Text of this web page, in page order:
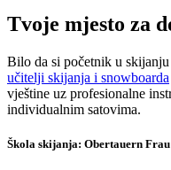
Tvoje mjesto za
Bilo da si početnik u
učitelji skijanja i snowboarda
vještine uz profesionalne
individualnim satovima.
Škola skijanja: Obertauern